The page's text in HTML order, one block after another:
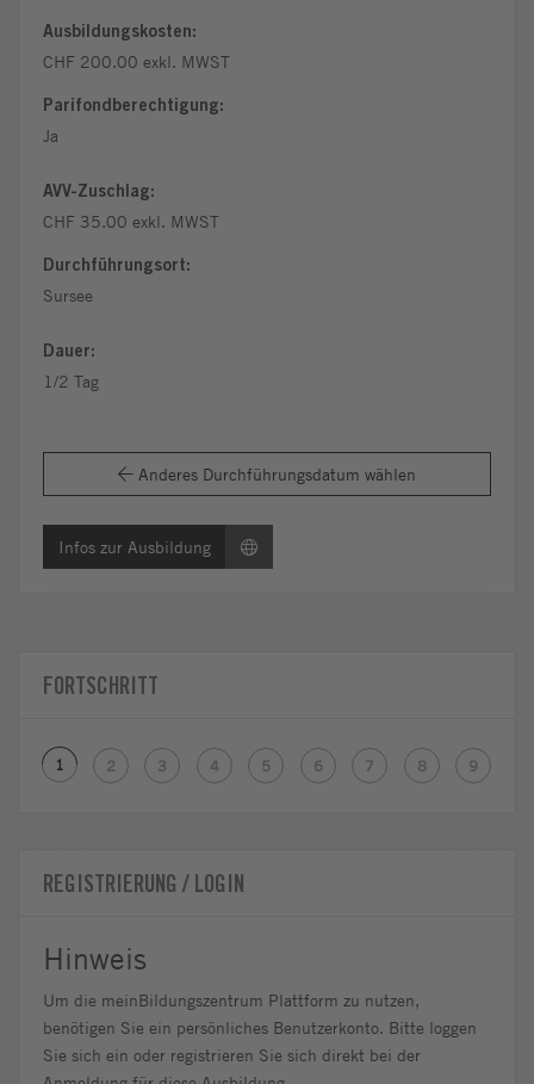
Ausbildungskosten:
CHF 200.00 exkl. MWST
Parifondberechtigung:
Ja
AVV-Zuschlag:
CHF 35.00 exkl. MWST
Durchführungsort:
Sursee
Dauer:
1/2 Tag
Anderes Durchführungsdatum wählen
Infos zur Ausbildung
REGISTRIERUNG / LOGIN
Hinweis
Um die meinBildungszentrum Plattform zu nutzen,
benötigen Sie ein persönliches Benutzerkonto. Bitte loggen
Sie sich ein oder registrieren Sie sich direkt bei der
FORTSCHRITT
1 2 3 4 5 6 7 8 9